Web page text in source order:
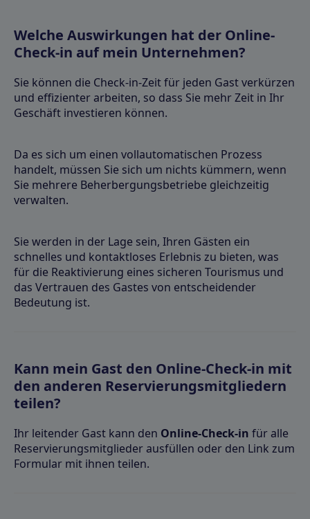
Welche Auswirkungen hat der Online-
Check-in auf mein Unternehmen?
Sie können die Check-in-Zeit für jeden Gast verkürzen
und effizienter arbeiten, so dass Sie mehr Zeit in Ihr
Geschäft investieren können.
Da es sich um einen vollautomatischen Prozess
handelt, müssen Sie sich um nichts kümmern, wenn
Sie mehrere Beherbergungsbetriebe gleichzeitig
verwalten.
Sie werden in der Lage sein, Ihren Gästen ein
schnelles und kontaktloses Erlebnis zu bieten, was
für die Reaktivierung eines sicheren Tourismus und
das Vertrauen des Gastes von entscheidender
Bedeutung ist.
Kann mein Gast den Online-Check-in mit
den anderen Reservierungsmitgliedern
teilen?
Ihr leitender Gast kann den Online-Check-in für alle
Reservierungsmitglieder ausfüllen oder den Link zum
Formular mit ihnen teilen.